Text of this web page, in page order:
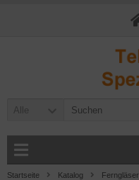
Alle
Startseite Katalog Ferngläser